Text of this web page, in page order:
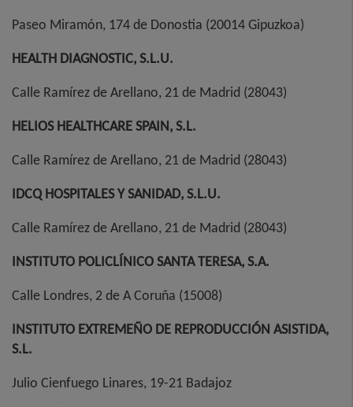
Paseo Miramón, 174 de Donostia (20014 Gipuzkoa)
HEALTH DIAGNOSTIC, S.L.U.
Calle Ramírez de Arellano, 21 de Madrid (28043)
HELIOS HEALTHCARE SPAIN, S.L.
Calle Ramírez de Arellano, 21 de Madrid (28043)
IDCQ HOSPITALES Y SANIDAD, S.L.U.
Calle Ramírez de Arellano, 21 de Madrid (28043)
INSTITUTO POLICLÍNICO SANTA TERESA, S.A.
Calle Londres, 2 de A Coruña (15008)
INSTITUTO EXTREMEÑO DE REPRODUCCIÓN ASISTIDA,
S.L.
Julio Cienfuego Linares, 19-21 Badajoz